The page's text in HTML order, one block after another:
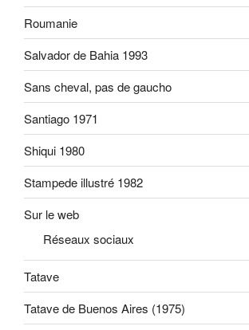
Roumanie
Salvador de Bahia 1993
Sans cheval, pas de gaucho
Santiago 1971
Shiqui 1980
Stampede illustré 1982
Sur le web
Réseaux sociaux
Tatave
Tatave de Buenos Aires (1975)